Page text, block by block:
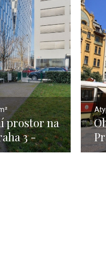
prostor na
3 -